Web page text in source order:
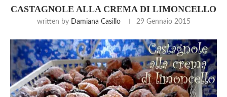
CASTAGNOLE ALLA CREMA DI LIMONCELLO
written by Damiana Casillo 29 Gennaio 2015